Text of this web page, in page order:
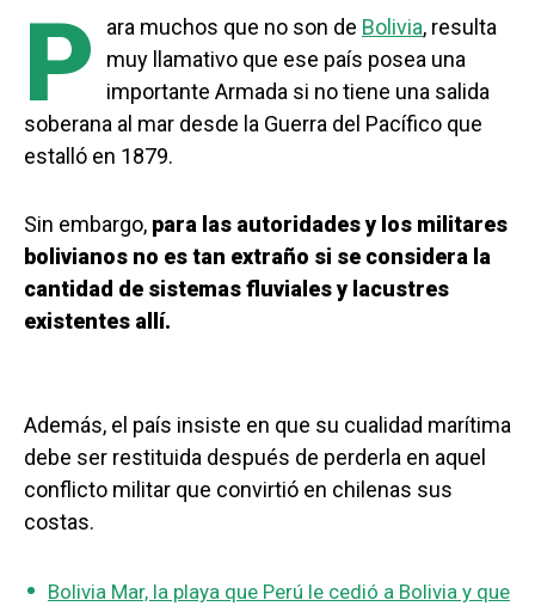
P ara muchos que no son de Bolivia, resulta
muy llamativo que ese país posea una
importante Armada si no tiene una salida
soberana al mar desde la Guerra del Pacífico que
estalló en 1879.
Sin embargo, para las autoridades y los militares
bolivianos no es tan extraño si se considera la
cantidad de sistemas fluviales y lacustres
existentes allí.
Además, el país insiste en que su cualidad marítima
debe ser restituida después de perderla en aquel
conflicto militar que convirtió en chilenas sus
costas.
Bolivia Mar, la playa que Perú le cedió a Bolivia y que